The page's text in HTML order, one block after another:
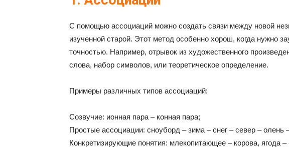
С помощью ассоциаций можно создать связи между новой
изученной старой. Этот метод особенно хорош, когда нужно
точностью. Например, отрывок из художественного
слова, набор символов, или теоретическое определение.
Примеры различных типов ассоциаций:
Созвучие: ионная пара – конная пара;
Простые ассоциации: сноуборд – зима – снег – север – олень
Конкретизирующие понятия: млекопитающее – корова, ягода –